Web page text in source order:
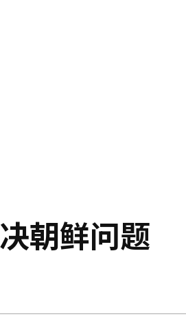
朝鲜问题